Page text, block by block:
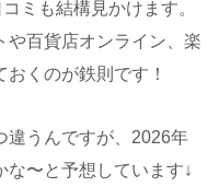
ミも結構見かけます。
や百貨店オンライン、楽
くのが鉄則です！
違うんですが、2026年
な〜と予想しています↓